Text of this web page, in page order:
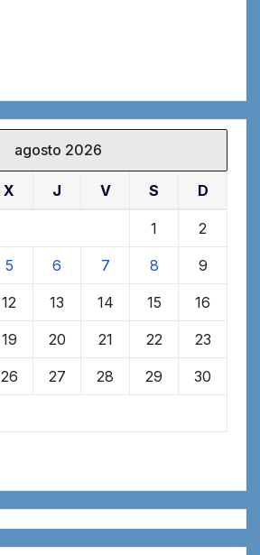
agosto 2026
X J V S D
1 2
5 6 7 8 9
12 13 14 15 16
19 20 21 22 23
26 27 28 29 30